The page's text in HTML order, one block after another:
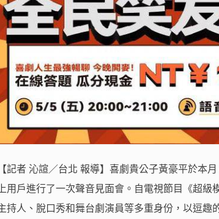
【記者 沁諠／台北 報導】喜劇貴公子黃豪平於本
用戶進行了一次聲音見面會。自電視節目《超
持人、脫口秀和舞台劇演員等多重身份，以逗